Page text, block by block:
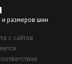
и размеров шин
с сайтов